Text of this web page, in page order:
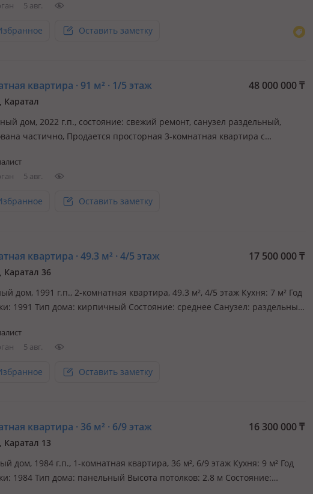
5 авг.
Оставить заметку
квартира · 91 м² · 1/5 этаж 48 000 000₸
Каратал
дом, 2022 г.п., состояние: свежий ремонт, санузел раздельный,
частично, Продается просторная 3-комнатная квартира с
доме 2022 года постройки. Характеристики: Количество
О…
5 авг.
Оставить заметку
квартира · 49.3 м² · 4/5 этаж 17 500 000₸
Каратал 36
дом, 1991 г.п., 2-комнатная квартира, 49.3 м², 4/5 этаж Кухня: 7 м² Год
1991 Тип дома: кирпичный Состояние: среднее Санузел: раздельный
и с хорошей шумоизоляцией; 4 этаж из 5 — комфортнее, че…
5 авг.
Оставить заметку
квартира · 36 м² · 6/9 этаж 16 300 000₸
Каратал 13
дом, 1984 г.п., 1-комнатная квартира, 36 м², 6/9 этаж Кухня: 9 м² Год
1984 Тип дома: панельный Высота потолков: 2.8 м Состояние: